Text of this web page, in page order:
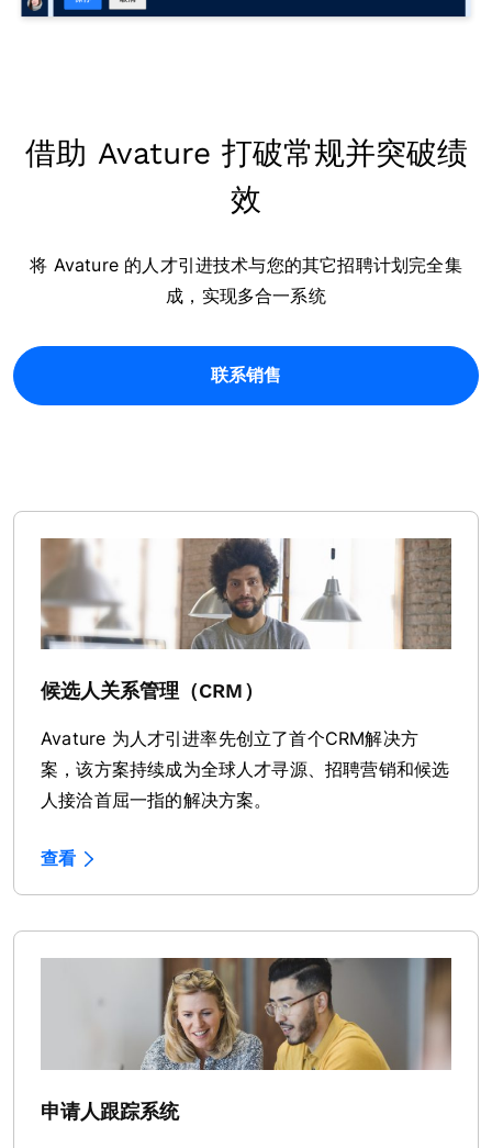
借助 Avature 打破常规并突破绩
效
将 Avature 的人才引进技术与您的其它招聘计划完全集
成，实现多合一系统
联系销售
候选人关系管理（CRM）
Avature 为人才引进率先创立了首个CRM解决方
案，该方案持续成为全球人才寻源、招聘营销和候选
人接洽首屈一指的解决方案。
查看
申请人跟踪系统